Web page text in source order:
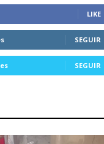
LIKE
SEGUIR
SEGUIR